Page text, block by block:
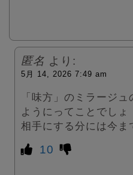
匿名 より:
5月 14, 2026 7:49 am
「味方」のミラージ
ようにってことでしょ
相手にする分には今ま
10